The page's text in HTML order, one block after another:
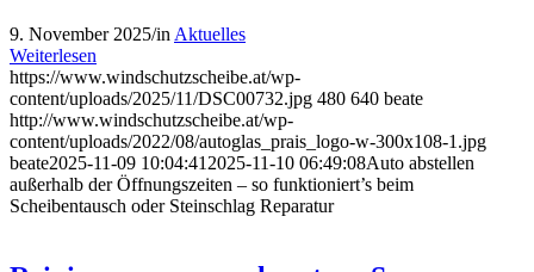
9. November 2025/in Aktuelles
Weiterlesen
https://www.windschutzscheibe.at/wp-
content/uploads/2025/11/DSC00732.jpg 480 640 beate
http://www.windschutzscheibe.at/wp-
content/uploads/2022/08/autoglas_prais_logo-w-300x108-1.jpg
beate2025-11-09 10:04:41 2025-11-10 06:49:08Auto abstellen
außerhalb der Öffnungszeiten – so funktioniert’s beim
Scheibentausch oder Steinschlag Reparatur